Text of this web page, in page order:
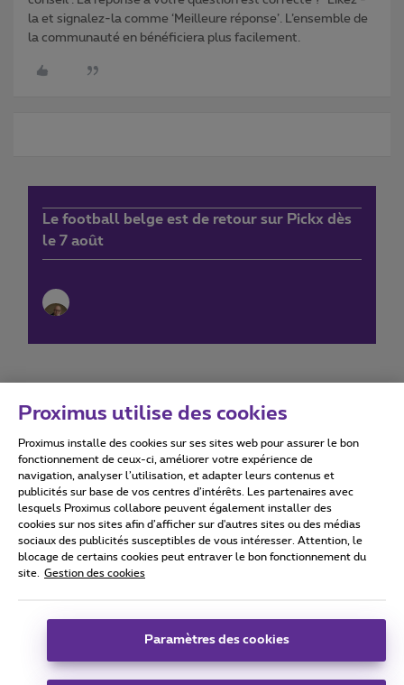
la et signalez-la comme ‘Meilleure réponse’. L’ensemble de
la communauté en bénéficiera plus facilement.
Le football belge est de retour sur Pickx dès
le 7 août
Conditions d'utilisation Accessibility statement
Tous droits réservés. © 2026
Conditions générales, info consommateur
Coordonnées de l’entreprise
Boulevard du Roi Albert II 27 - B-1030 Bruxelles.
Proximus utilise des cookies
Proximus installe des cookies sur ses sites web pour assurer le bon
fonctionnement de ceux-ci, améliorer votre expérience de
navigation, analyser l’utilisation, et adapter leurs contenus et
publicités sur base de vos centres d’intérêts. Les partenaires avec
lesquels Proximus collabore peuvent également installer des
cookies sur nos sites afin d’afficher sur d'autres sites ou des médias
sociaux des publicités susceptibles de vous intéresser. Attention, le
blocage de certains cookies peut entraver le bon fonctionnement du
site.
Gestion des cookies
Paramètres des cookies